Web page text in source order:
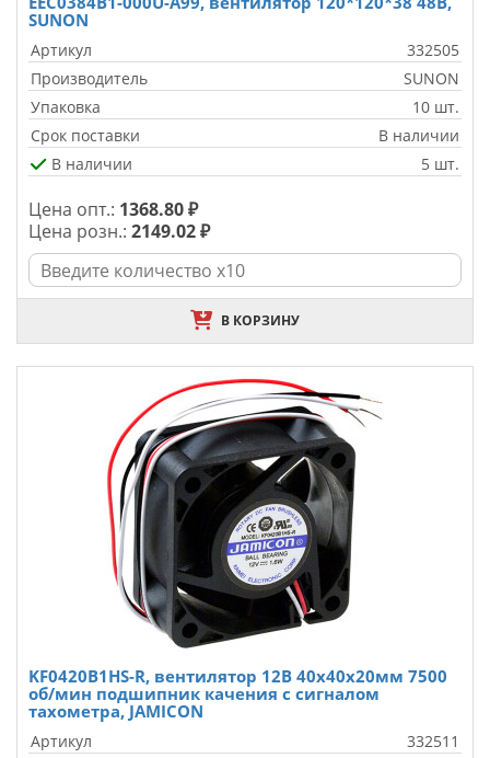
SUNON
Артикул
332505
Производитель
SUNON
Упаковка
10 шт.
Срок поставки
В наличии
В наличии
5 шт.
Цена опт.: 1368.80 ₽
Цена розн.: 2149.02 ₽
В КОРЗИНУ
KF0420B1HS-R, вентилятор 12В 40х40х20мм 7500
об/мин подшипник качения с сигналом
тахометра, JAMICON
Артикул
332511